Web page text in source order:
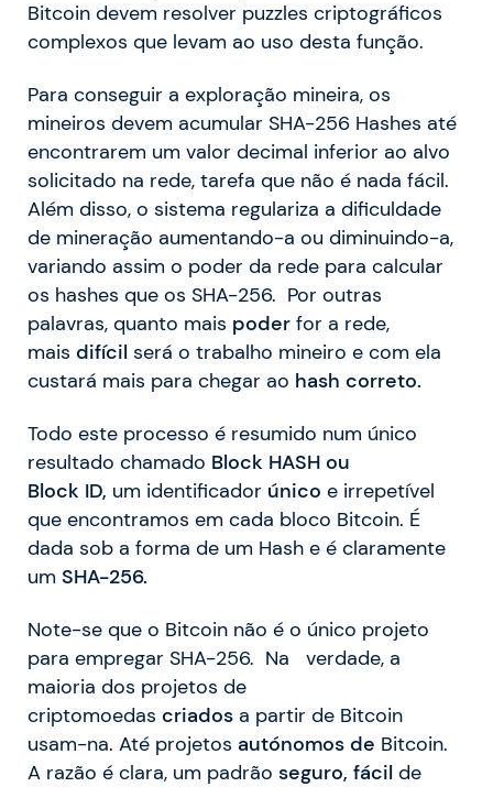
Bitcoin devem resolver puzzles criptográficos
complexos que levam ao uso desta função.
Para conseguir a exploração mineira, os
mineiros devem acumular SHA-256 Hashes até
encontrarem um valor decimal inferior ao alvo
solicitado na rede, tarefa que não é nada fácil.
Além disso, o sistema regulariza a dificuldade
de mineração aumentando-a ou diminuindo-a,
variando assim o poder da rede para calcular
os hashes que os SHA-256. Por outras
palavras, quanto mais poder for a rede,
mais difícil será o trabalho mineiro e com ela
custará mais para chegar ao hash correto.
Todo este processo é resumido num único
resultado chamado Block HASH ou
Block ID, um identificador único e irrepetível
que encontramos em cada bloco Bitcoin. É
dada sob a forma de um Hash e é claramente
um SHA-256.
Note-se que o Bitcoin não é o único projeto
para empregar SHA-256. Na verdade, a
maioria dos projetos de
criptomoedas criados a partir de Bitcoin
usam-na. Até projetos autónomos de Bitcoin.
A razão é clara, um padrão seguro, fácil de